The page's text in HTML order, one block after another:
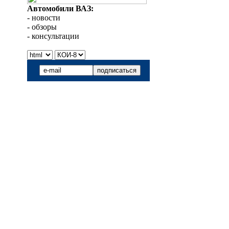
Автомобили ВАЗ:
- новости
- обзоры
- консультации